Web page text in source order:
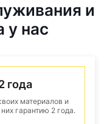
и
у нас
года
материалов и
гарантию 2 года.